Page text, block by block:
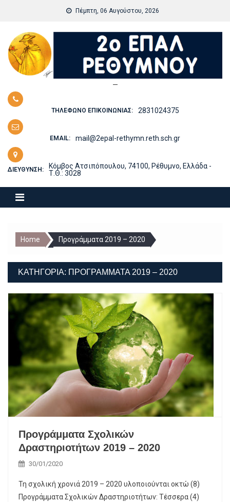
content
Πέμπτη, 06 Αυγούστου, 2026
—
ΤΗΛΈΦΩΝΟ ΕΠΙΚΟΙΝΩΝΊΑΣ: 2831024375
EMAIL: mail@2epal-rethymn.reth.sch.gr
ΔΙΕΎΘΥΝΣΗ:
Κόμβος Ατσιπόπουλου, 74100, Ρέθυμνο, Ελλάδα -
Τ.Θ.: 3028
Home Προγράμματα 2019 – 2020
ΚΑΤΗΓΟΡΊΑ: ΠΡΟΓΡΆΜΜΑΤΑ 2019 – 2020
Προγράμματα Σχολικών
Δραστηριοτήτων 2019 – 2020
30/01/2020
Τη σχολική χρονιά 2019 – 2020 υλοποιούνται οκτώ (8)
Προγράμματα Σχολικών Δραστηριοτήτων: Τέσσερα (4)